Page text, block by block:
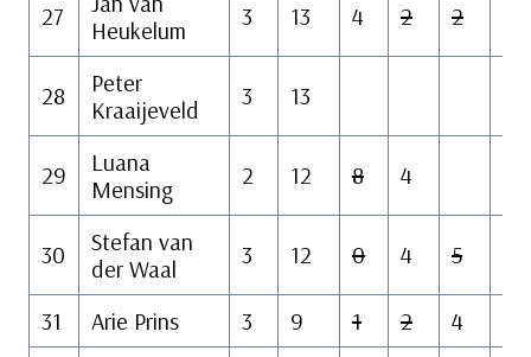
27
Heukelum
3 13 4 2 2
28
Peter
Kraaijeveld
3 13
29
Luana
Mensing
2 12 8 4
30
Stefan van
der Waal
3 12 0 4 5
31 Arie Prins 3 9 1 2 4